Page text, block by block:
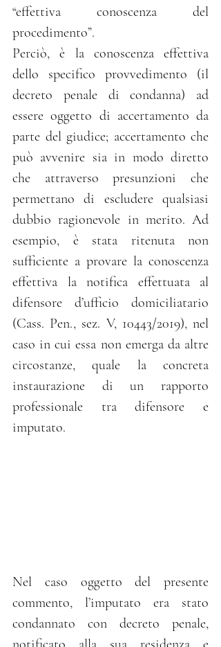
“effettiva conoscenza del
procedimento”.
Perciò, è la conoscenza effettiva
dello specifico provvedimento (il
decreto penale di condanna) ad
essere oggetto di accertamento da
parte del giudice; accertamento che
può avvenire sia in modo diretto
che attraverso presunzioni che
permettano di escludere qualsiasi
dubbio ragionevole in merito. Ad
esempio, è stata ritenuta non
sufficiente a provare la conoscenza
effettiva la notifica effettuata al
difensore d’ufficio domiciliatario
(Cass. Pen., sez. V, 10443/2019), nel
caso in cui essa non emerga da altre
circostanze, quale la concreta
instaurazione di un rapporto
professionale tra difensore e
imputato.
Nel caso oggetto del presente
commento, l’imputato era stato
condannato con decreto penale,